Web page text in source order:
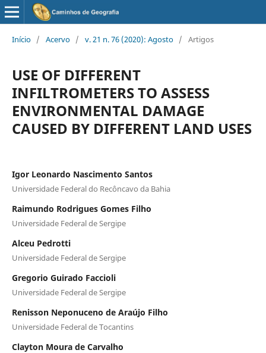
Início / Acervo / v. 21 n. 76 (2020): Agosto / Artigos
USE OF DIFFERENT
INFILTROMETERS TO ASSESS
ENVIRONMENTAL DAMAGE
CAUSED BY DIFFERENT LAND USES
Igor Leonardo Nascimento Santos
Universidade Federal do Recôncavo da Bahia
Raimundo Rodrigues Gomes Filho
Universidade Federal de Sergipe
Alceu Pedrotti
Universidade Federal de Sergipe
Gregorio Guirado Faccioli
Universidade Federal de Sergipe
Renisson Neponuceno de Araújo Filho
Universidade Federal de Tocantins
Clayton Moura de Carvalho